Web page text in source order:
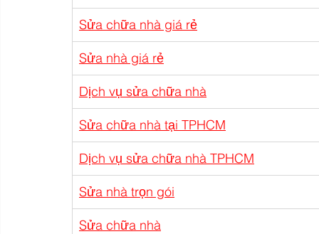
Sửa chữa nhà giá rẻ
Sửa nhà giá rẻ
Dịch vụ sửa chữa nhà
Sửa chữa nhà tại TPHCM
Dịch vụ sửa chữa nhà TPHCM
Sửa nhà trọn gói
Sửa chữa nhà